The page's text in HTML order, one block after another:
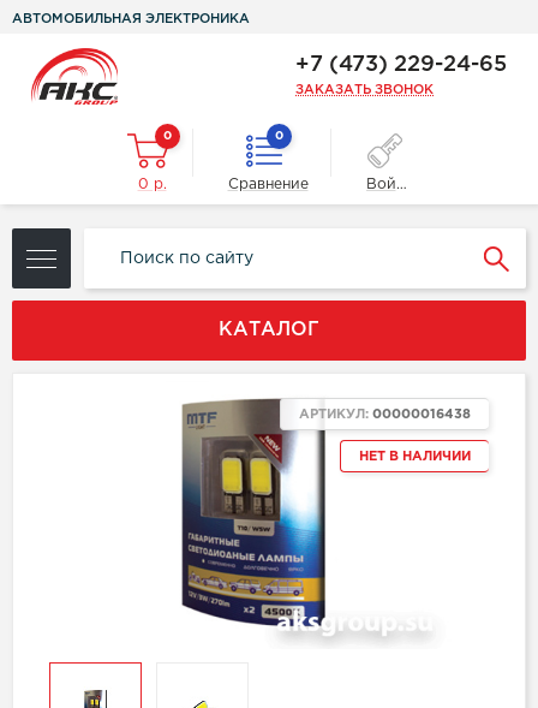
АВТОМОБИЛЬНАЯ ЭЛЕКТРОНИКА
+7 (473) 229-24-65
ЗАКАЗАТЬ ЗВОНОК
0
0 р.
0
Сравнение Войти
КАТАЛОГ
НЕТ В НАЛИЧИИ
АРТИКУЛ: 00000016438